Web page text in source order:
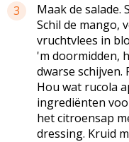
3
Maak de salade.
Schil de mango,
vruchtvlees in
'm doormidden,
dwarse schijven.
Hou wat rucola
ingrediënten
het citroensap
dressing. Kruid